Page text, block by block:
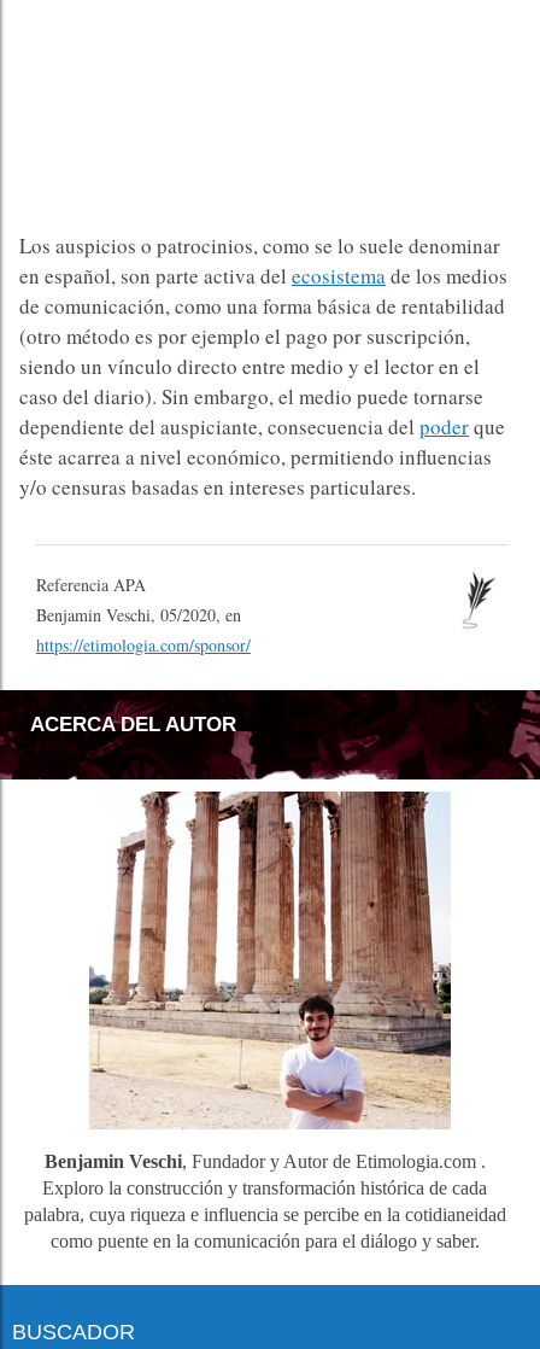
Los auspicios o patrocinios, como se lo suele denominar
en español, son parte activa del ecosistemade los medios
de comunicación, como una forma básica de rentabilidad
(otro método es por ejemplo el pago por suscripción,
siendo un vínculo directo entre medio y el lector en el
caso del diario). Sin embargo, el medio puede tornarse
dependiente del auspiciante, consecuencia del poderque
éste acarrea a nivel económico, permitiendo influencias
y/o censuras basadas en intereses particulares.
Referencia APA
Benjamin Veschi, 05/2020, en
https://etimologia.com/sponsor/
ACERCA DEL AUTOR
Benjamin Veschi, Fundador y Autor de Etimologia.com .
Exploro la construcción y transformación histórica de cada
palabra, cuya riqueza e influencia se percibe en la cotidianeidad
como puente en la comunicación para el diálogo y saber.
BUSCADOR